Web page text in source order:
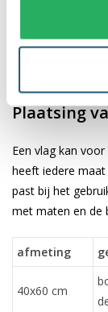
✓ snelle levering
✓ altijd de
✓ scherpe
Plaatsing
Een vlag kan
heeft iedere
past bij het
met maten en de
afmeting
40x60 cm